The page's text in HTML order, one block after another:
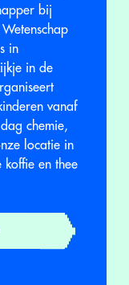
bij
in
in de
vanaf
chemie,
locatie in
koffie en thee